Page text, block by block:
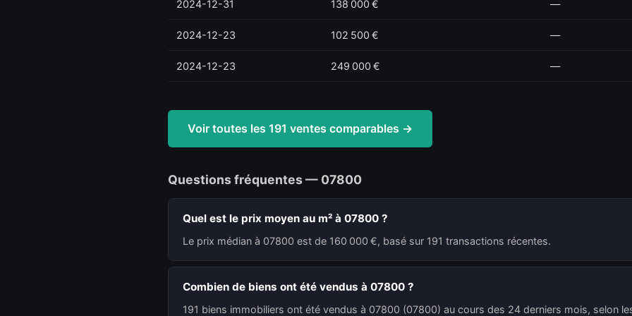
2024-12-31 138 000 € —
2024-12-23 102 500 € —
2024-12-23 249 000 € —
Voir toutes les 191 ventes comparables →
Questions fréquentes — 07800
Quel est le prix moyen au m² à 07800 ?
Le prix médian à 07800 est de 160 000 €, basé sur 191 transactions récentes.
Combien de biens ont été vendus à 07800 ?
191 biens immobiliers ont été vendus à 07800 (07800) au cours des 24 derniers mois, selon